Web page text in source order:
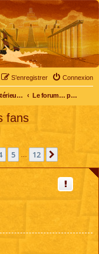
Connexion
S’enregistrer
Les Mystérieuses Cités d'Or Le forum… pour tous
fans
5 12 Suivante